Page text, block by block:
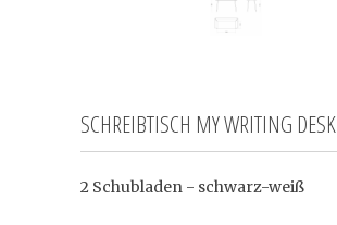
SCHREIBTISCH MY WRITING DESK
2 Schubladen - schwarz-weiß